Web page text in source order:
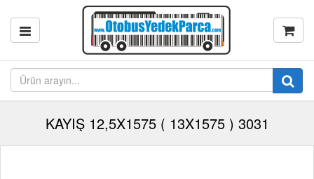
KAYIŞ 12,5X1575 ( 13X1575 ) 3031